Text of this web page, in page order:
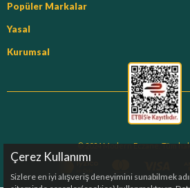
Popüler Markalar
Yasal
Kurumsal
© 2024 Modern Eczane. Tüm
Çerez Kullanımı
Sizlere en iyi alışveriş deneyimini sunabilmek